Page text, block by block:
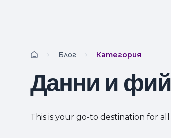
Блог Категория
Данни и
This is your go-to destination for